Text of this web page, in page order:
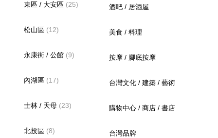
東區 / 大安區 (25)
松山區 (12)
永康街 / 公館 (9)
內湖區 (17)
士林 / 天母 (23)
北投區 (8)
酒吧 / 居酒屋
美食 / 料理
按摩 / 腳底按摩
台灣文化 / 建築 / 藝術
購物中心 / 商店 / 書店
台灣品牌